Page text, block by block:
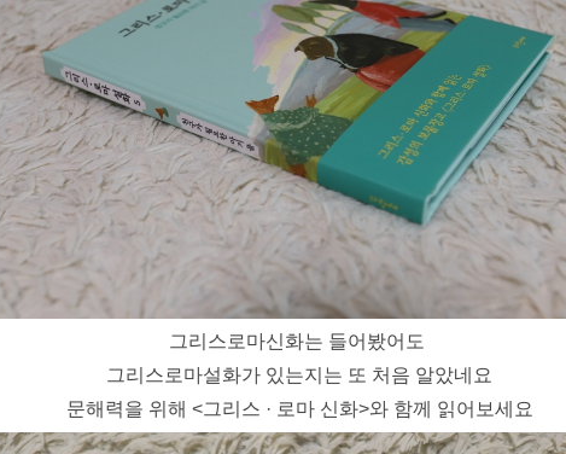
그리스로마신화는 들어봤어도
그리스로마설화가 있는지는 또 처음 알았네요
문해력을 위해 <그리스 · 로마 신화>와 함께 읽어보세요